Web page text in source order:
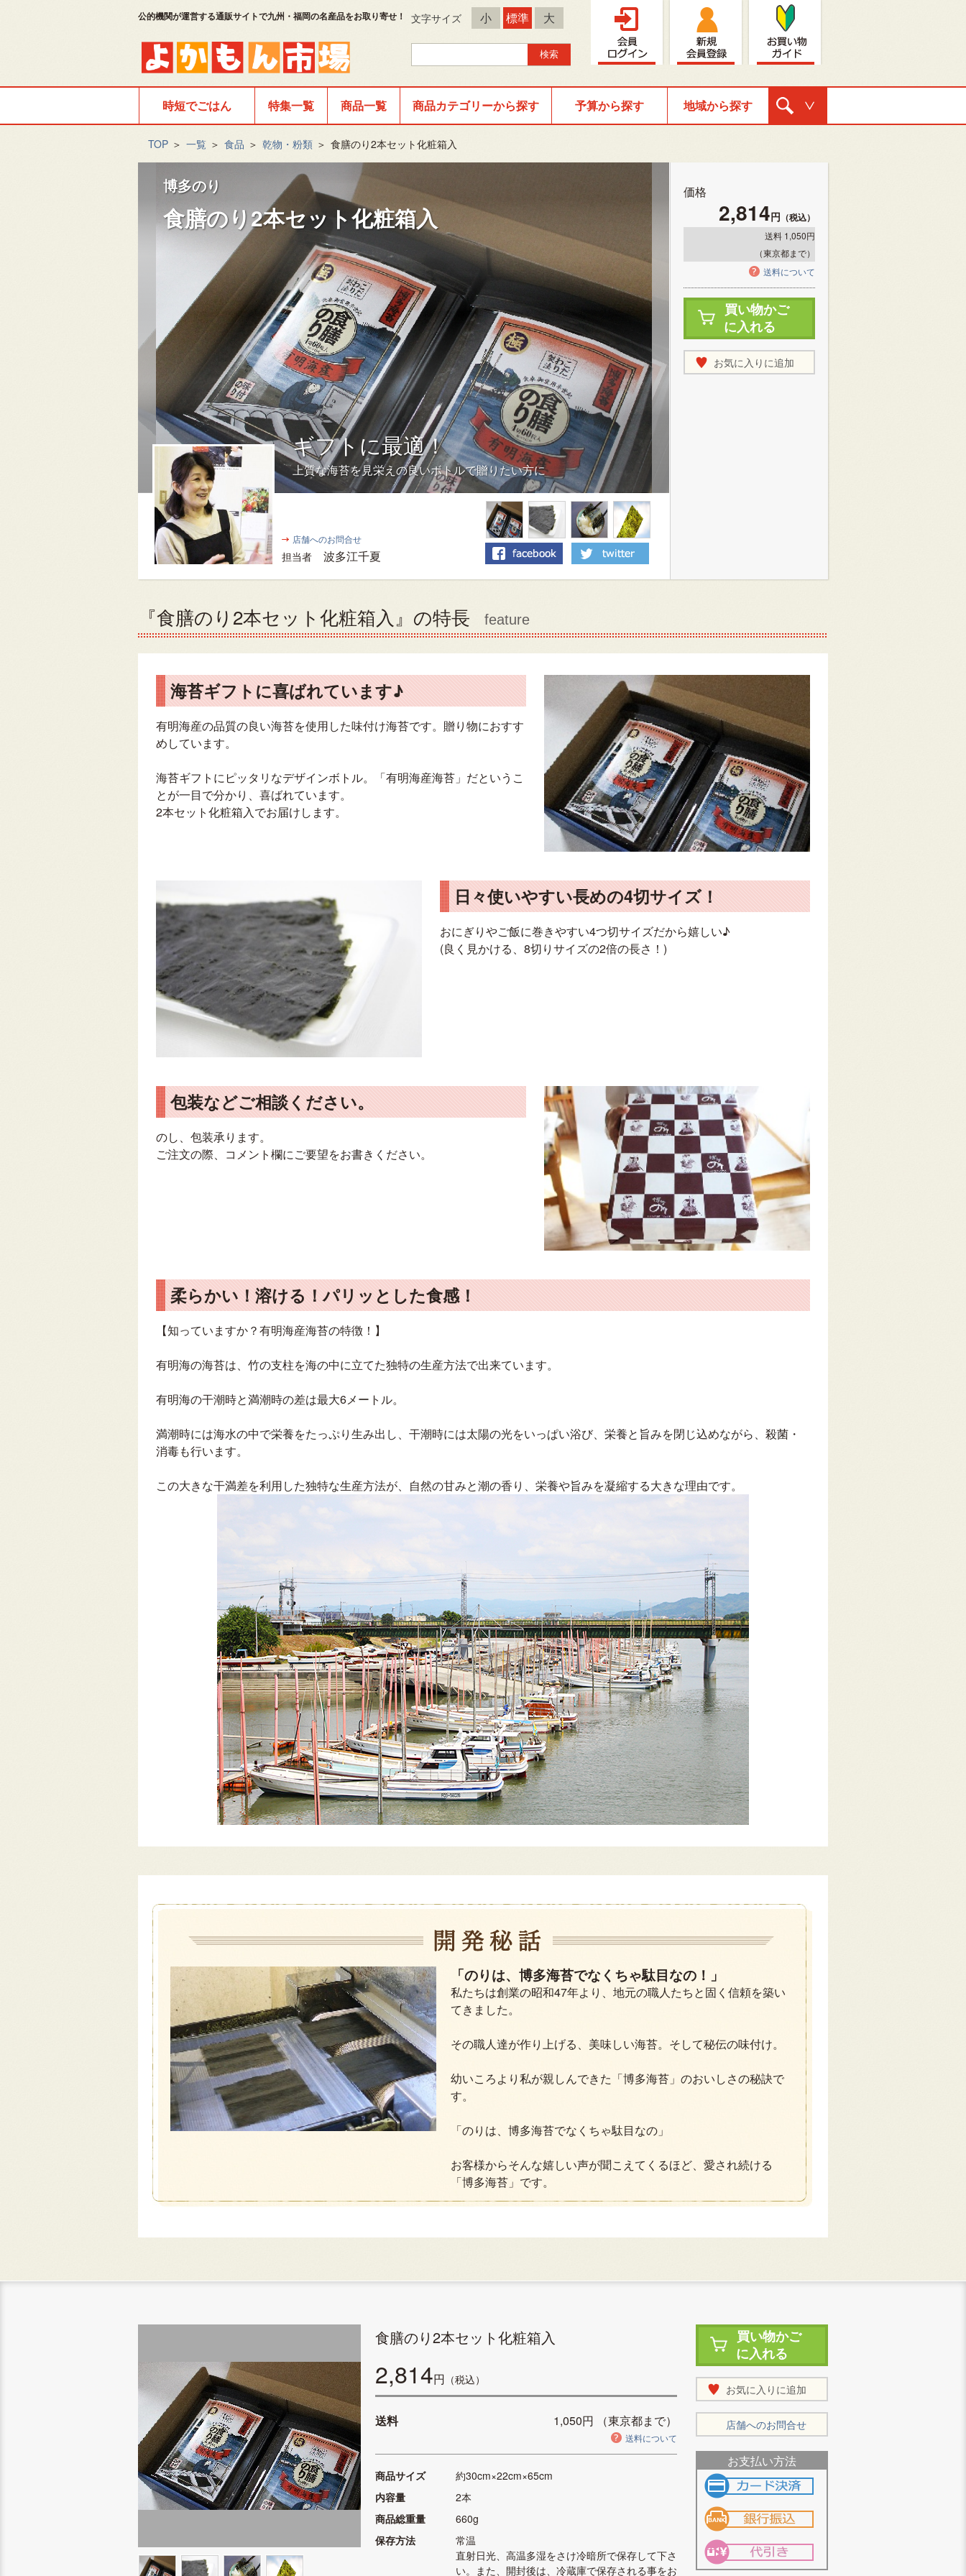
公的機関が運営する通販サイトで九州・福岡の名産品をお取り寄せ！ 文字サイズ 小 標準 大
時短でごはん 特集一覧 商品一覧 商品カテゴリーから探す 予算から探す 地域から探す
TOP ＞ 一覧 ＞ 食品 ＞ 乾物・粉類 ＞ 食膳のり2本セット化粧箱入
ギフトに最適！
上質な海苔を見栄えの良いボトルで贈りたい方に
博多のり
食膳のり2本セット化粧箱入
店舗へのお問合せ
担当者 波多江千夏
価格
2,814円 （税込）
送料 1,050円
（東京都まで）
送料について
買い物かご
に入れる
お気に入りに追加
『食膳のり2本セット化粧箱入』の特長 feature
海苔ギフトに喜ばれています♪
有明海産の品質の良い海苔を使用した味付け海苔です。贈り物におすす
めしています。
海苔ギフトにピッタリなデザインボトル。「有明海産海苔」だというこ
とが一目で分かり、喜ばれています。
2本セット化粧箱入でお届けします。
日々使いやすい長めの4切サイズ！
おにぎりやご飯に巻きやすい4つ切サイズだから嬉しい♪
(良く見かける、8切りサイズの2倍の長さ！)
包装などご相談ください。
のし、包装承ります。
ご注文の際、コメント欄にご要望をお書きください。
柔らかい！溶ける！パリッとした食感！
【知っていますか？有明海産海苔の特徴！】
有明海の海苔は、竹の支柱を海の中に立てた独特の生産方法で出来ています。
有明海の干潮時と満潮時の差は最大6メートル。
満潮時には海水の中で栄養をたっぷり生み出し、干潮時には太陽の光をいっぱい浴び、栄養と旨みを閉じ込めながら、殺菌・
消毒も行います。
この大きな干満差を利用した独特な生産方法が、自然の甘みと潮の香り、栄養や旨みを凝縮する大きな理由です。
「のりは、博多海苔でなくちゃ駄目なの！」
私たちは創業の昭和47年より、地元の職人たちと固く信頼を築い
てきました。
その職人達が作り上げる、美味しい海苔。そして秘伝の味付け。
幼いころより私が親しんできた「博多海苔」のおいしさの秘訣で
す。
「のりは、博多海苔でなくちゃ駄目なの」
お客様からそんな嬉しい声が聞こえてくるほど、愛され続ける
「博多海苔」です。
食膳のり2本セット化粧箱入
2,814円 （税込）
送料 1,050円 （東京都まで）
送料について
商品サイズ
約30cm×22cm×65cm
内容量
2本
商品総重量
660g
保存方法
常温
直射日光、高温多湿をさけ冷暗所で保存して下さ
い。また、開封後は、冷蔵庫で保存される事をお
買い物かご
に入れる
お気に入りに追加
店舗へのお問合せ
お支払い方法